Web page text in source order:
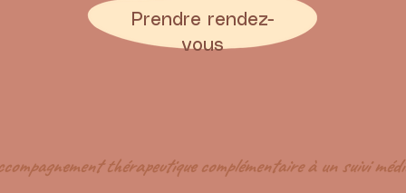
Prendre rendez-
vous
thérapeutique complémentaire à un suivi